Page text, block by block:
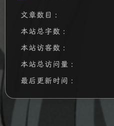
文章数目 :
本站总字数 :
本站访客数 :
本站总访问量 :
最后更新时间 :